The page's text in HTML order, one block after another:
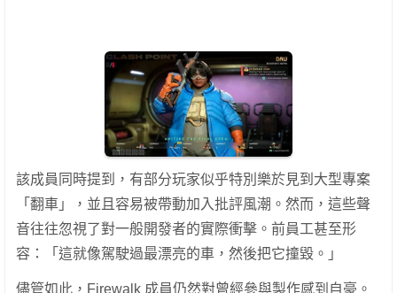
該成員同時提到，有部分玩家似乎特別樂於見到大型專案
「翻車」，並且容易被帶動加入批評風潮。然而，這些聲
音往往忽視了對一般開發者的實際衝擊。前員工甚至形
容：「這就像駕駛過最漂亮的車，然後把它撞毀。」
儘管如此，Firewalk 成員仍然對曾經參與製作感到自豪。